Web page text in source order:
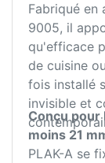
Fabriqué en
9005, il
qu'efficace
de cuisine
fois installé
invisible et
Conçu pour
moins 21
PLAK-A se